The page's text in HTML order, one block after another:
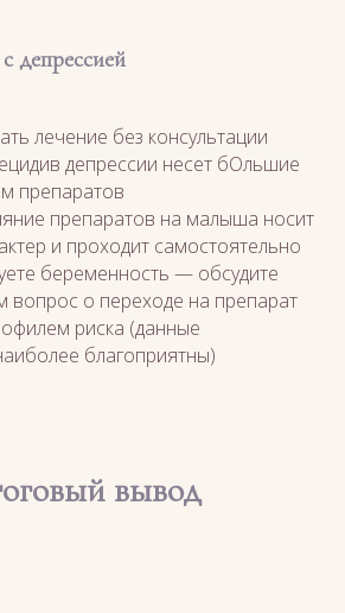
депрессией
лечение без консультации
депрессии несет бОльшие
препаратов
препаратов на малыша носит
и проходит самостоятельно
беременность — обсудите
о переходе на препарат
риска (данные
благоприятны)
вывод